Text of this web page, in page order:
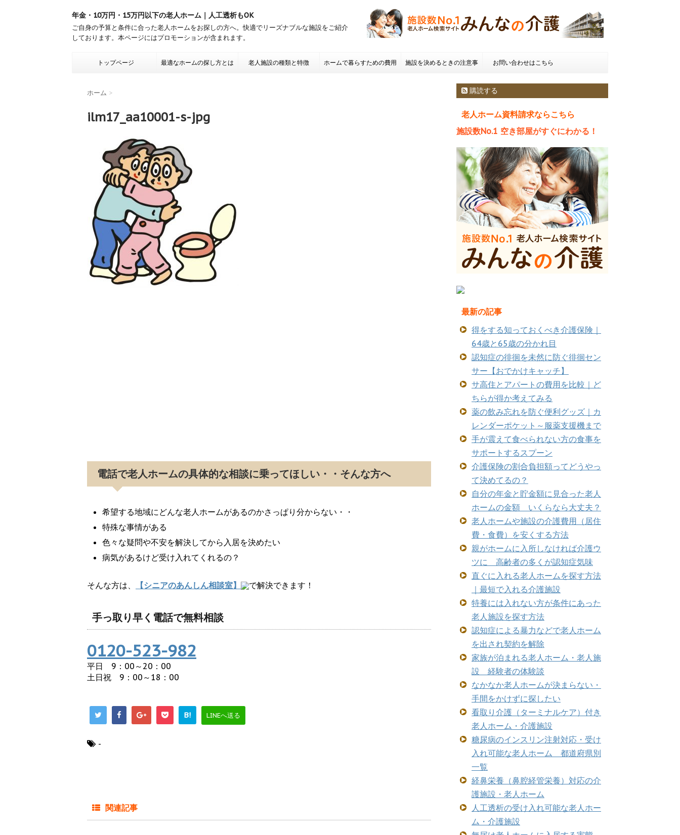
年金・10万円・15万円以下の老人ホーム｜人工透析もOK
ご自身の予算と条件に合った老人ホームをお探しの方へ。快適でリーズナブルな施設をご紹介
しております。本ページにはプロモーションが含まれます。
トップページ 最適なホームの探し方とは 老人施設の種類と特徴 ホームで暮らすための費用 施設を決めるときの注意事
項 老人ホームの種類とお金
お問い合わせはこちら
ホーム >
ilm17_aa10001-s-jpg
電話で老人ホームの具体的な相談に乗ってほしい・・そんな方へ
希望する地域にどんな老人ホームがあるのかさっぱり分からない・・
特殊な事情がある
色々な疑問や不安を解決してから入居を決めたい
病気があるけど受け入れてくれるの？
そんな方は、 【シニアのあんしん相談室】 で解決できます！
手っ取り早く電話で無料相談
0120-523-982
平日 9：00～20：00
土日祝 9：00～18：00
B! LINEへ送る
-
関連記事
購読する
老人ホーム資料請求ならこちら
施設数No.1 空き部屋がすぐにわかる！
最新の記事
得をする知っておくべき介護保険｜
64歳と65歳の分かれ目
認知症の徘徊を未然に防ぐ徘徊セン
サー【おでかけキャッチ】
サ高住とアパートの費用を比較｜ど
ちらが得か考えてみる
薬の飲み忘れを防ぐ便利グッズ｜カ
レンダーポケット～服薬支援機まで
手が震えて食べられない方の食事を
サポートするスプーン
介護保険の割合負担額ってどうやっ
て決めてるの？
自分の年金と貯金額に見合った老人
ホームの金額 いくらなら大丈夫？
老人ホームや施設の介護費用（居住
費・食費）を安くする方法
親がホームに入所しなければ介護ウ
ツに 高齢者の多くが認知症気味
直ぐに入れる老人ホームを探す方法
｜最短で入れる介護施設
特養には入れない方が条件にあった
老人施設を探す方法
認知症による暴力などで老人ホーム
を出され契約を解除
家族が泊まれる老人ホーム・老人施
設 経験者の体験談
なかなか老人ホームが決まらない・
手間をかけずに探したい
看取り介護（ターミナルケア）付き
老人ホーム・介護施設
糖尿病のインスリン注射対応・受け
入れ可能な老人ホーム 都道府県別
一覧
経鼻栄養（鼻腔経管栄養）対応の介
護施設・老人ホーム
人工透析の受け入れ可能な老人ホー
ム・介護施設